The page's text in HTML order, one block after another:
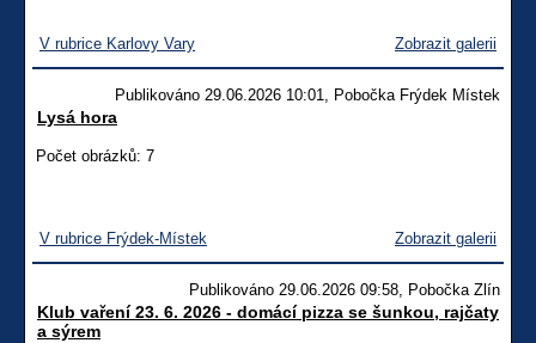
V rubrice Karlovy Vary Zobrazit galerii
Publikováno 29.06.2026 10:01, Pobočka Frýdek Místek
Lysá hora
Počet obrázků: 7
V rubrice Frýdek-Místek Zobrazit galerii
Publikováno 29.06.2026 09:58, Pobočka Zlín
Klub vaření 23. 6. 2026 - domácí pizza se šunkou, rajčaty
a sýrem